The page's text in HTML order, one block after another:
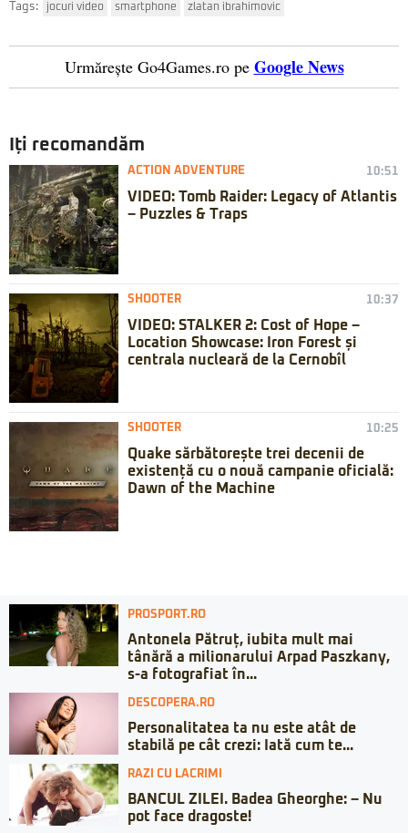
Tags: jocuri video smartphone zlatan ibrahimovic
Urmărește Go4Games.ro pe Google News
Iți recomandăm
ACTION ADVENTURE 10:51
VIDEO: Tomb Raider: Legacy of Atlantis
– Puzzles & Traps
SHOOTER 10:37
VIDEO: STALKER 2: Cost of Hope –
Location Showcase: Iron Forest și
centrala nucleară de la Cernobîl
SHOOTER 10:25
Quake sărbătorește trei decenii de
existență cu o nouă campanie oficială:
Dawn of the Machine
PROSPORT.RO
Antonela Pătruț, iubita mult mai
tânără a milionarului Arpad Paszkany,
s-a fotografiat în...
DESCOPERA.RO
Personalitatea ta nu este atât de
stabilă pe cât crezi: Iată cum te...
RAZI CU LACRIMI
BANCUL ZILEI. Badea Gheorghe: – Nu
pot face dragoste!